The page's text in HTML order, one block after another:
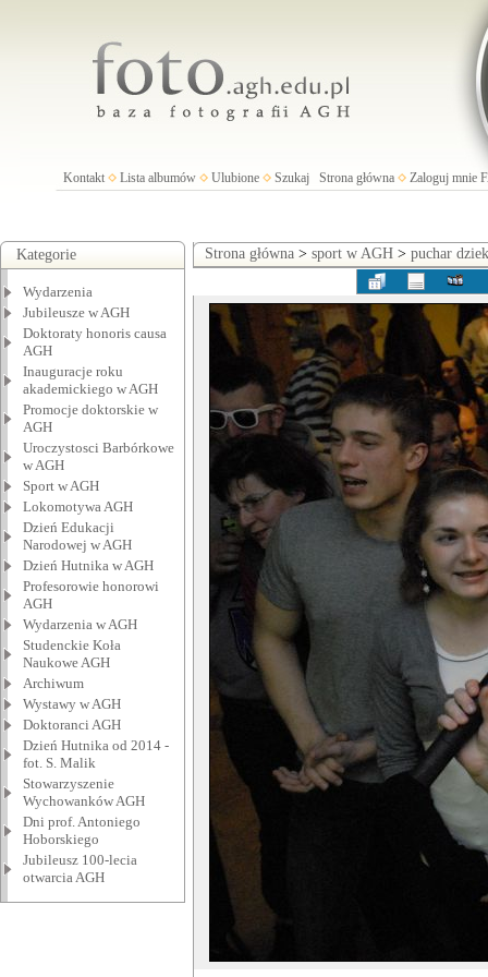
Kontakt Lista albumów Ulubione Szukaj Strona główna Zaloguj mnie
Kategorie
Wydarzenia
Jubileusze w AGH
Doktoraty honoris causa
AGH
Inauguracje roku
akademickiego w AGH
Promocje doktorskie w
AGH
Uroczystosci Barbórkowe
w AGH
Sport w AGH
Lokomotywa AGH
Dzień Edukacji
Narodowej w AGH
Dzień Hutnika w AGH
Profesorowie honorowi
AGH
Wydarzenia w AGH
Studenckie Koła
Naukowe AGH
Archiwum
Wystawy w AGH
Doktoranci AGH
Dzień Hutnika od 2014 -
fot. S. Malik
Stowarzyszenie
Wychowanków AGH
Dni prof. Antoniego
Hoborskiego
Jubileusz 100-lecia
otwarcia AGH
Strona główna > sport w AGH > puchar